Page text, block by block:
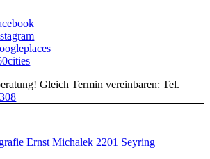
Gleich Termin vereinbaren: Tel.